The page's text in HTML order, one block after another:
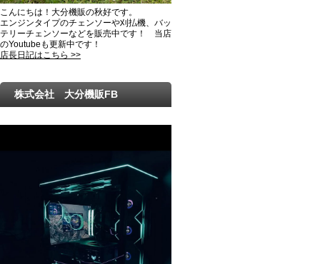
こんにちは！大分機販の秋好です。
エンジンタイプのチェンソーや刈払機、バッ
テリーチェンソーなどを販売中です！ 当店
のYoutubeも更新中です！
店長日記はこちら >>
株式会社 大分機販FB